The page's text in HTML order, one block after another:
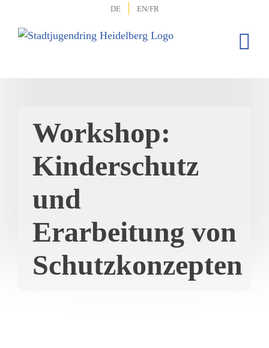
springen
DE EN/FR
Workshop:
Kinderschutz
und
Erarbeitung von
Schutzkonzepten